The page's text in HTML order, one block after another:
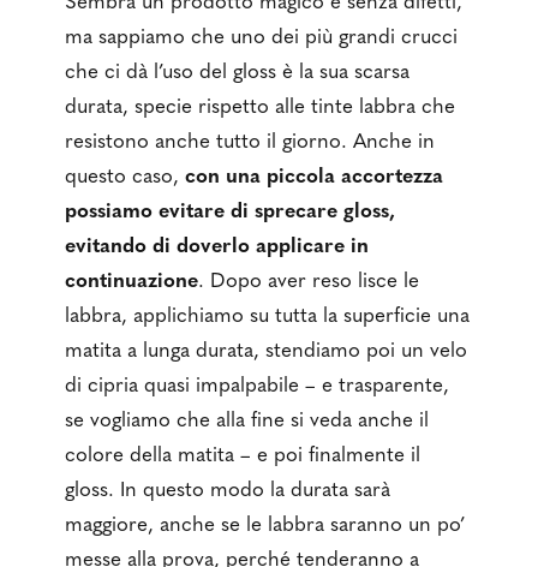
ma sappiamo che uno dei più grandi crucci
che ci dà l’uso del gloss è la sua scarsa
durata, specie rispetto alle tinte labbra che
resistono anche tutto il giorno. Anche in
questo caso,con una piccola accortezza
possiamo evitare di sprecare gloss,
evitando di doverlo applicare in
continuazione. Dopo aver reso lisce le
labbra, applichiamo su tutta la superficie una
matita a lunga durata, stendiamo poi un velo
di cipria quasi impalpabile – e trasparente,
se vogliamo che alla fine si veda anche il
colore della matita – e poi finalmente il
gloss. In questo modo la durata sarà
maggiore, anche se le labbra saranno un po’
messe alla prova, perché tenderanno a